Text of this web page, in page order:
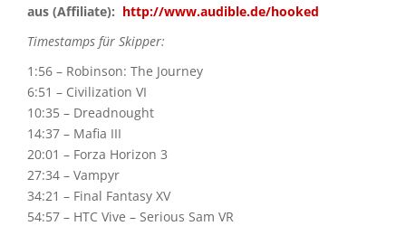
aus (Affiliate): http://www.audible.de/hooked
Timestamps für Skipper:
1:56 – Robinson: The Journey
6:51 – Civilization VI
10:35 – Dreadnought
14:37 – Mafia III
20:01 – Forza Horizon 3
27:34 – Vampyr
34:21 – Final Fantasy XV
54:57 – HTC Vive – Serious Sam VR